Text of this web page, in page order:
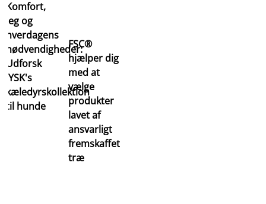
Komfort,
leg og
hverdagens
nødvendigheder:
Udforsk
JYSK's
kæledyrskollektion
til hunde
FSC®
hjælper dig
med at
vælge
produkter
lavet af
ansvarligt
fremskaffet
træ